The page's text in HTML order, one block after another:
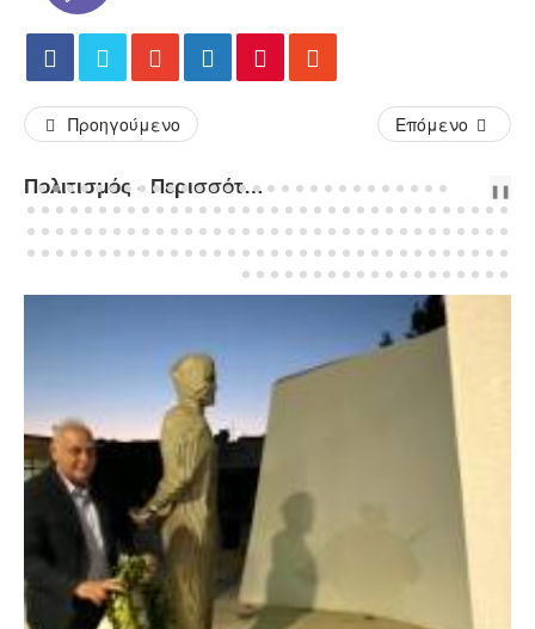
Προηγούμενο Επόμενο
Πολιτισμός - Περισσότερα Άρθρα... PREVNEXT
❚❚